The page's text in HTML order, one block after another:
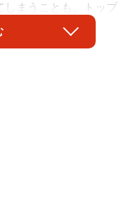
まうことも。トップ
ト
役立つライフハックを